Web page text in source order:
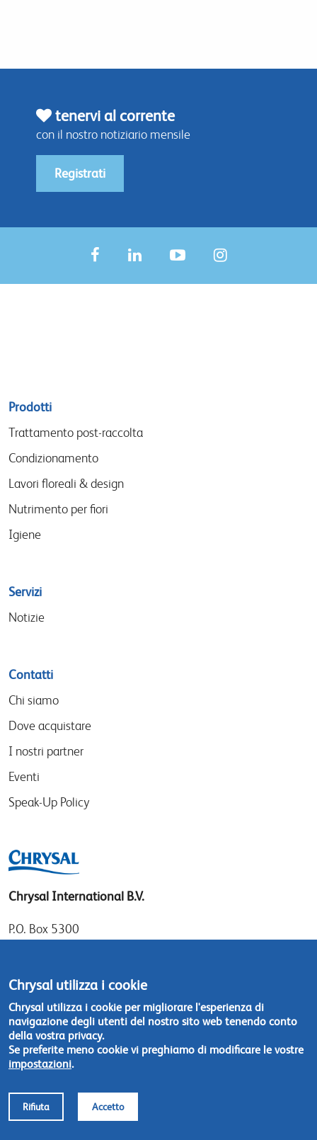
tenervi al corrente
con il nostro notiziario mensile
Registrati
Sitemap
menu
Prodotti
Trattamento post-raccolta
Condizionamento
Lavori floreali & design
Nutrimento per fiori
Igiene
Servizi
Notizie
Contatti
Chi siamo
Dove acquistare
I nostri partner
Eventi
Speak-Up Policy
Chrysal International B.V.
P.O. Box 5300
1411 DD Naarden
The Netherlands
Tel: +31 (0)35 - 695 58 88
Contattateci
Footer
© Chrysal 2018
Chrysal utilizza i cookie
Chrysal utilizza i cookie per migliorare l'esperienza di
navigazione degli utenti del nostro sito web tenendo conto
della vostra privacy.
Se preferite meno cookie vi preghiamo di modificare le vostre
impostazioni.
Rifiuta Accetto